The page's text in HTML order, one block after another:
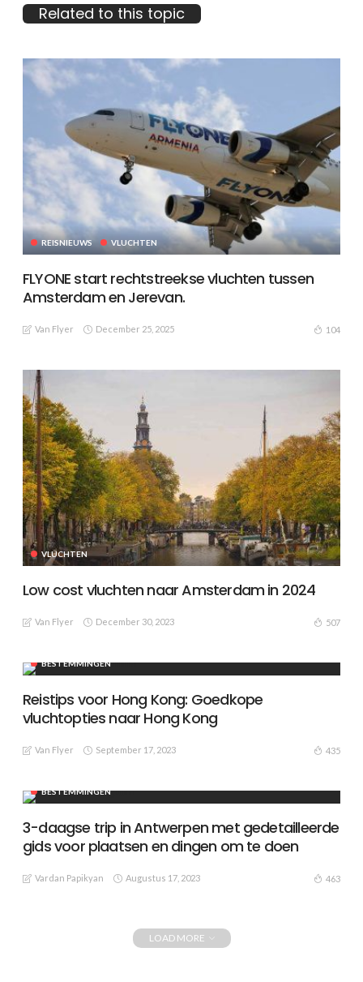
Related to this topic
REISNIEUWS VLUCHTEN
FLYONE start rechtstreekse vluchten tussen
Amsterdam en Jerevan.
Van Flyer December 25, 2025 104
VLUCHTEN
Low cost vluchten naar Amsterdam in 2024
Van Flyer December 30, 2023 507
BESTEMMINGEN
Reistips voor Hong Kong: Goedkope
vluchtopties naar Hong Kong
Van Flyer September 17, 2023 435
BESTEMMINGEN
3-daagse trip in Antwerpen met gedetailleerde
gids voor plaatsen en dingen om te doen
Vardan Papikyan Augustus 17, 2023 463
LOAD MORE